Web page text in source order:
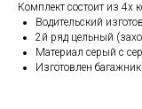
Комплект состоит из 4х
Водительский
2й ряд цельный
Материал серый с
Изготовлен